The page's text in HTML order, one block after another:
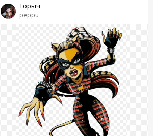
peppu
Торыч